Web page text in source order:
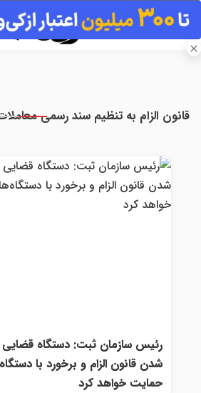
قانون الزام به تنظیم سند رسمی
رئیس سازمان ثبت: دستگاه قضایی
شدن قانون الزام و برخورد با
حمایت خواهد کرد